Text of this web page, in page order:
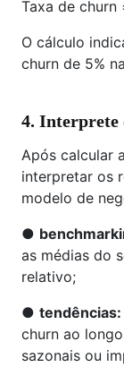
Taxa de churn
O cálculo
churn de 5%
4. Interprete
Após calcular
interpretar os
modelo de
●
as médias do
relativo;
● tendências:
churn ao
sazonais ou